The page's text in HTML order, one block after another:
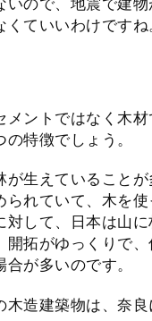
いので、地震で建
ていいわけですね
メントではなく木
特徴でしょう。
が生えていること
られていて、木を
対して、日本は山
開拓がゆっくりで
が多いのです。
木造建築物は、奈